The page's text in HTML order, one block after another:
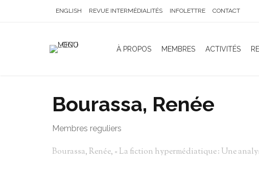
ENGLISH REVUE INTERMÉDIALITÉS INFOLETTRE CONTACT
À PROPOS MEMBRES ACTIVITÉS
Bourassa, Renée
Membres reguliers
Bourassa, Renée, « La fiction hypermédiatique : Une